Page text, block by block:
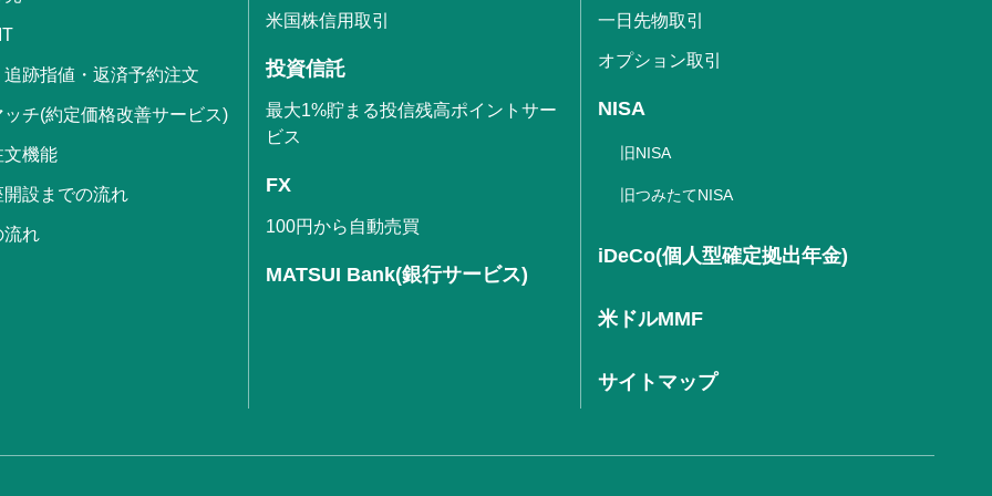
跡指値・返済予約注文
チ(約定価格改善サービス)
文機能
開設までの流れ
流れ
米国株信用取引
投資信託
最大1%貯まる投信残高ポイントサー
ビス
FX
100円から自動売買
MATSUI Bank(銀行サービス)
一日先物取引
オプション取引
NISA
旧NISA
旧つみたてNISA
iDeCo(個人型確定拠出年金)
米ドルMMF
サイトマップ